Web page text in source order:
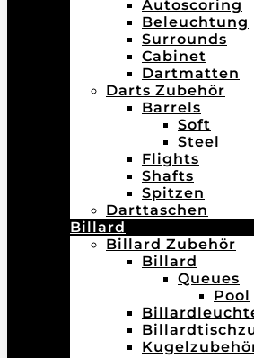
Autoscoring
Beleuchtung
Surrounds
Cabinet
Dartmatten
Darts Zubehör
Barrels
Soft
Steel
Flights
Shafts
Spitzen
Darttaschen
Billard
Billard Zubehör
Billard
Queues
Pool